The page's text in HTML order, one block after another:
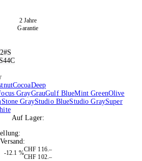
2 Jahre
Garantie
CocoaDeep
GrayGrauGulf BlueMint GreenOlive
Stone GrayStudio BlueStudio GraySuper
Auf Lager:
Versand:
-12.1 %
CHF 116.–
CHF 102.–